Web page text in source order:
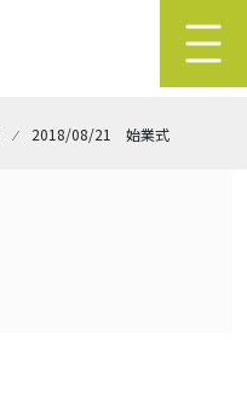
⁄ 2018/08/21 始業式